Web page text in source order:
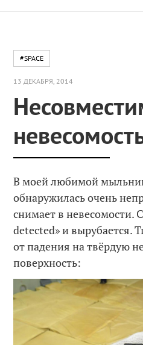
#SPACE
13 ДЕКАБРЯ, 2014
В моей любимой
обнаружилась очень
снимает в невесомости.
detected» и вырубается.
от падения на твёрдую
поверхность: